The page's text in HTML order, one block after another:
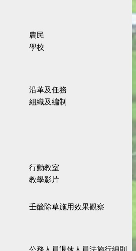
農民
學校
沿革及任務
組織及編制
行動教室
教學影片
壬酸除草施用效果觀察